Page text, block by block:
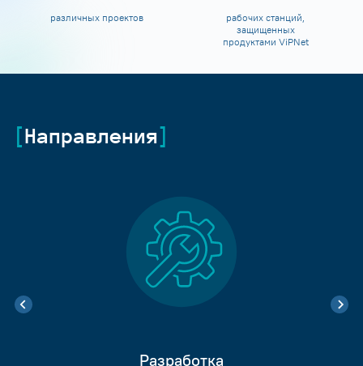
различных проектов
рабочих станций,
защищенных
продуктами ViPNet
Направления
Разработка